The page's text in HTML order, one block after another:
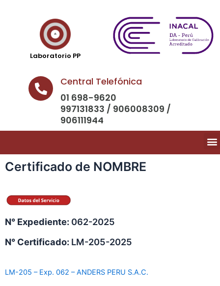
Laboratorio PP
Central Telefónica
01 698-9620
997131833 / 906008309 /
906111944
Certificado de NOMBRE
N° Expediente: 062-2025
N° Certificado: LM-205-2025
LM-205 – Exp. 062 – ANDERS PERU S.A.C.